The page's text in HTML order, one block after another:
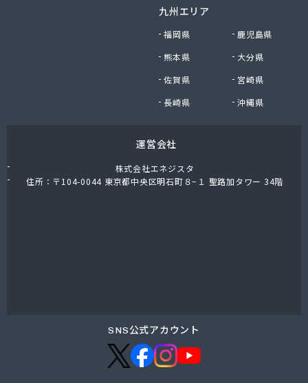
九州エリア
福岡県
鹿児島県
熊本県
大分県
佐賀県
宮崎県
長崎県
沖縄県
運営会社
株式会社エネジスタ
住所：〒104-0044 東京都中央区明石町８−１ 聖路加タワー 34階
SNS公式アカウント